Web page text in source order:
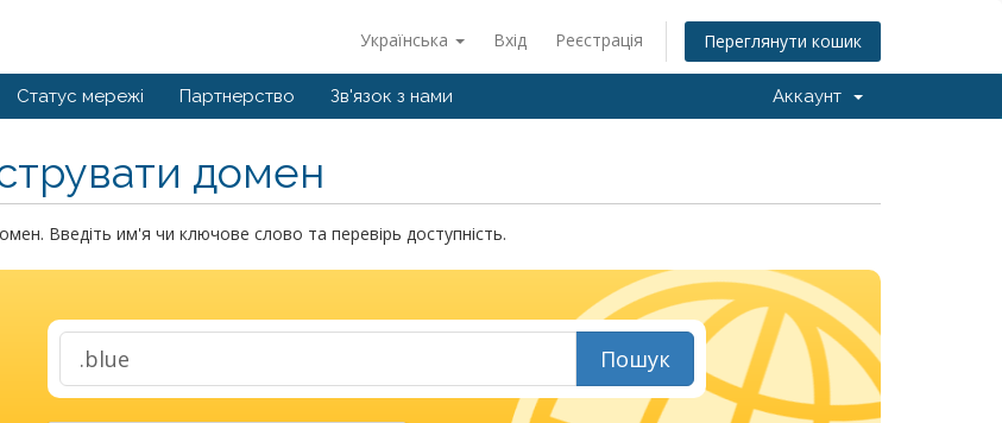
Українська Вхід Реєстрація Переглянути кошик
Статус мережі Партнерство Зв'язок з нами Аккаунт
домен
Введіть им'я чи ключове слово та перевірь доступність.
Пошук